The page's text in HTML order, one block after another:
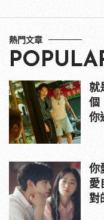
熱門文章
就
個
你
你
愛
對